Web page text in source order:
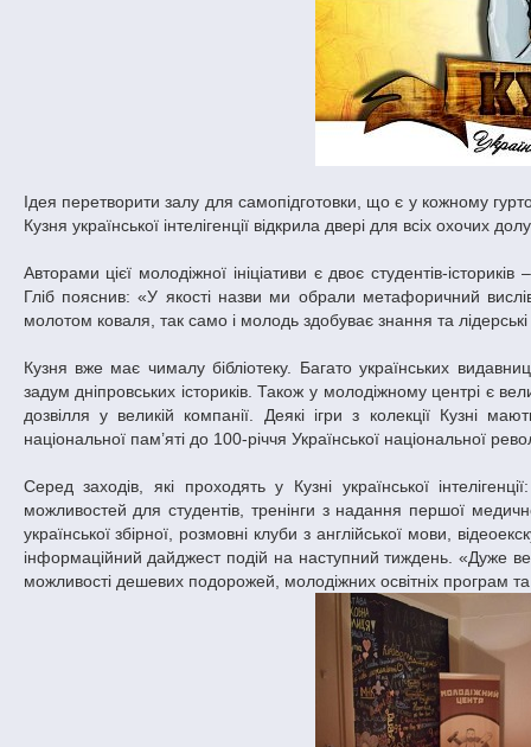
Ідея перетворити залу для самопідготовки, що є у кожному
Кузня української інтелігенції відкрила двері для всіх охочих
Авторами цієї молодіжної ініціативи є двоє студентів-
Гліб пояснив: «У якості назви ми обрали метафоричний
молотом коваля, так само і молодь здобуває знання та
Кузня вже має чималу бібліотеку. Багато українських
задум дніпровських істориків. Також у молодіжному центрі є
дозвілля у великій компанії. Деякі ігри з колекції Кузні
національної пам’яті до 100-річчя Української національної
Серед заходів, які проходять у Кузні української
можливостей для студентів, тренінги з надання першої
української збірної, розмовні клуби з англійської мови,
інформаційний дайджест подій на наступний тиждень. «Дуже
можливості дешевих подорожей, молодіжних освітніх програм